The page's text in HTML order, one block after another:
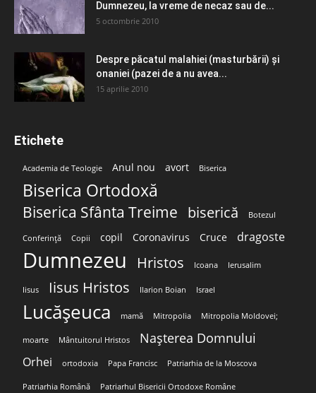
Dumnezeu, la vreme de necaz sau de...
5 octombrie 2010
Despre păcatul malahiei (masturbării) şi
onaniei (pazei de a nu avea...
15 aprilie 2010
Etichete
Academia de Teologie Anul nou avort Biserica
Biserica Ortodoxă
Biserica Sfânta Treime biserică Botezul
Conferință Copii copil Coronavirus Cruce dragoste
Dumnezeu Hristos Icoana Ierusalim
Iisus Iisus Hristos Ilarion Boian Israel
Lucășeuca mamă Mitropolia Mitropolia Moldovei;
moarte Mântuitorul Hristos Nașterea Domnului
Orhei ortodoxia Papa Francisc Patriarhia de la Moscova
Patriarhia Română Patriarhul Bisericii Ortodoxe Române